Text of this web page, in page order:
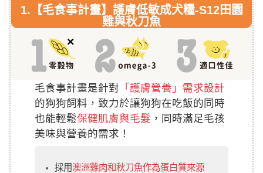
1. 【毛食事計畫】護膚低敏成犬糧-S12田園
雞與秋刀魚
毛食事計畫是針對 「護膚營養」需求設計
的狗狗飼料，致力於讓狗狗在吃飯的同時
也能輕鬆保健肌膚與毛髮 ，同時滿足毛孩
美味與營養的需求！
採用澳洲雞肉和秋刀魚作為蛋白質來源